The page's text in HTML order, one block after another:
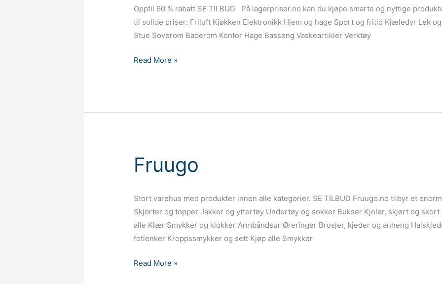
Opptil 60 % rabatt SE TILBUD På lagerpriser.no kan du kjøpe smarte og nyttige
til solide priser: Friluft Kjøkken Elektronikk Hjem og hage Sport og fritid Kjæledyr Lek
Stue Soverom Baderom Kontor Hage Basseng Vaskeartikler Verktøy
Lagerpriser.no
Read More »
Fruugo
Stort varehus med produkter innen alle kategorier. SE TILBUD Fruugo.no tilbyr et
Skjorter og topper Jakker og yttertøy Undertøy og sokker Bukser Kjoler, skjørt og
alle Klær Smykker og klokker Armbåndsur Øreringer Brosjer, kjeder og anheng
fotlenker Kroppssmykker og sett Kjøp alle Smykker
Fruugo
Read More »